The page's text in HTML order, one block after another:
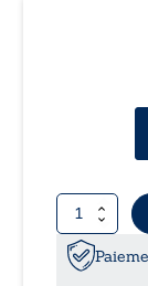
quantité
de
La
Rééducation